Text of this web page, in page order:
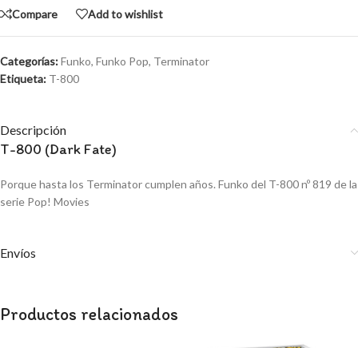
Compare Add to wishlist
Categorías:Funko, Funko Pop, Terminator
Etiqueta: T-800
Descripción
T-800 (Dark Fate)
Porque hasta los Terminator cumplen años. Funko del T-800 nº 819 de la
serie Pop! Movies
Envíos
Productos relacionados